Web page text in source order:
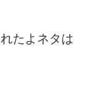
たよネタは